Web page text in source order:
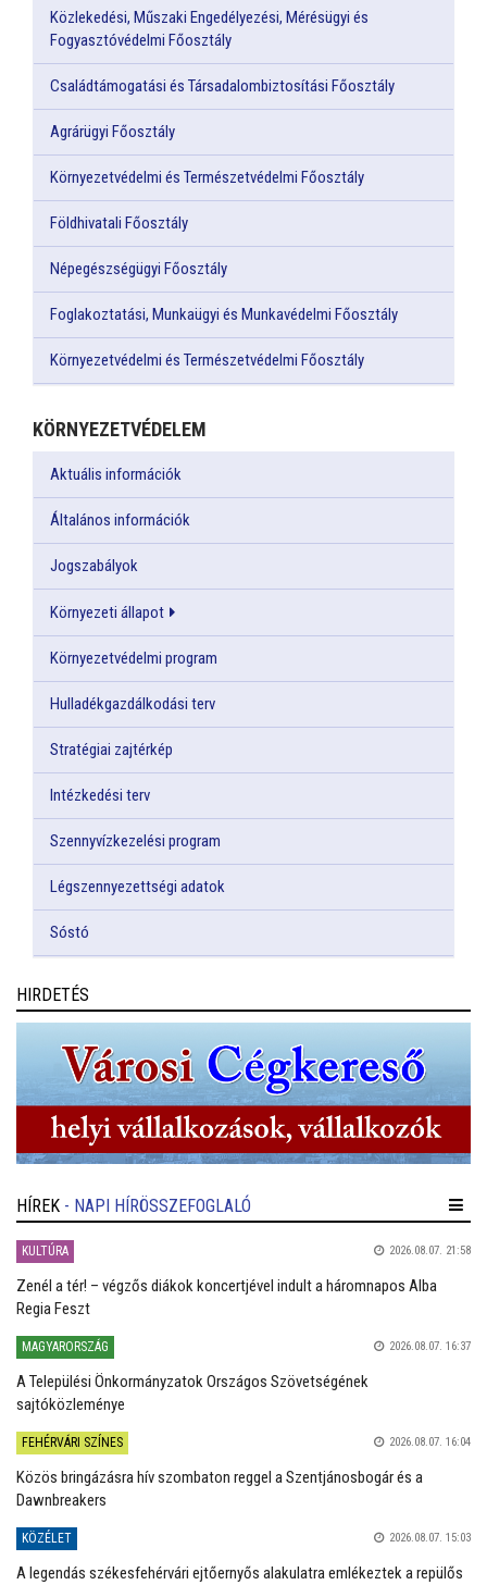
Közlekedési, Műszaki Engedélyezési, Mérésügyi és
Fogyasztóvédelmi Főosztály
Családtámogatási és Társadalombiztosítási Főosztály
Agrárügyi Főosztály
Környezetvédelmi és Természetvédelmi Főosztály
Földhivatali Főosztály
Népegészségügyi Főosztály
Foglakoztatási, Munkaügyi és Munkavédelmi Főosztály
Környezetvédelmi és Természetvédelmi Főosztály
KÖRNYEZETVÉDELEM
Aktuális információk
Általános információk
Jogszabályok
Környezeti állapot
Környezetvédelmi program
Hulladékgazdálkodási terv
Stratégiai zajtérkép
Intézkedési terv
Szennyvízkezelési program
Légszennyezettségi adatok
Sóstó
HIRDETÉS
HÍREK - NAPI HÍRÖSSZEFOGLALÓ
KULTÚRA 2026.08.07. 21:58
Zenél a tér! – végzős diákok koncertjével indult a háromnapos Alba
Regia Feszt
MAGYARORSZÁG 2026.08.07. 16:37
A Települési Önkormányzatok Országos Szövetségének
sajtóközleménye
FEHÉRVÁRI SZÍNES 2026.08.07. 16:04
Közös bringázásra hív szombaton reggel a Szentjánosbogár és a
Dawnbreakers
KÖZÉLET 2026.08.07. 15:03
A legendás székesfehérvári ejtőernyős alakulatra emlékeztek a repülős